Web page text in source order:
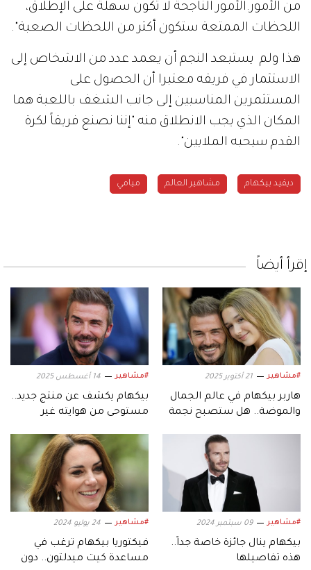
من الأمور.الأمور الناجحة لا تكون سهلة على الإطلاق،
اللحظات الممتعة ستكون أكثر من اللحظات الصعبة".
هذا ولم يستبعد النجم أن يعمد عدد من الاشخاص إلى
الاستثمار في فريقه معتبرا أن الحصول على
المستثمرين المناسبين إلى جانب الشغف باللعبة هما
المكان الذي يجب الانطلاق منه "إننا نصنع فريقاً لكرة
القدم سيحبه الملايين".
ديفيد بيكهام مشاهير العالم ميامي
إقرأ أيضاً
#مشاهير 21 أكتوبر 2025
هاربر بيكهام في عالم الجمال
والموضة.. هل ستصبح نجمة
#مشاهير 14 أغسطس 2025
بيكهام يكشف عن منتج جديد..
مستوحى من هوايته غير
#مشاهير 09 سبتمبر 2024
بيكهام ينال جائزة خاصة جداً..
هذه تفاصيلها
#مشاهير 24 يوليو 2024
فيكتوريا بيكهام ترغب في
مساعدة كيت ميدلتون.. دون